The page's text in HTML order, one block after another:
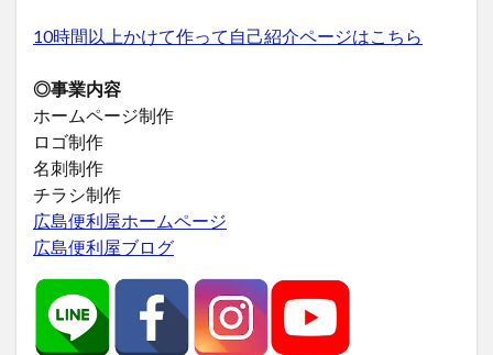
10時間以上かけて作って自己紹介ページはこちら
◎事業内容
ホームページ制作
ロゴ制作
名刺制作
チラシ制作
広島便利屋ホームページ
広島便利屋ブログ